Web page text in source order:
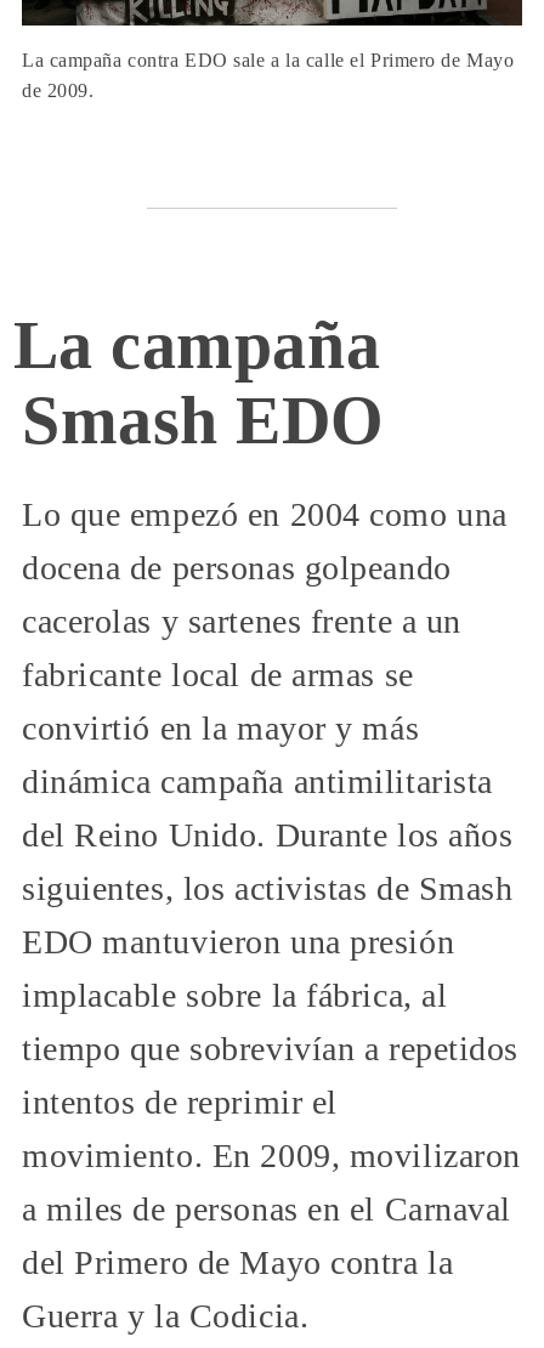
La campaña contra EDO sale a la calle el Primero de Mayo
de 2009.
La campaña
Smash EDO
Lo que empezó en 2004 como una
docena de personas golpeando
cacerolas y sartenes frente a un
fabricante local de armas se
convirtió en la mayor y más
dinámica campaña antimilitarista
del Reino Unido. Durante los años
siguientes, los activistas de Smash
EDO mantuvieron una presión
implacable sobre la fábrica, al
tiempo que sobrevivían a repetidos
intentos de reprimir el
movimiento. En 2009, movilizaron
a miles de personas en el Carnaval
del Primero de Mayo contra la
Guerra y la Codicia.